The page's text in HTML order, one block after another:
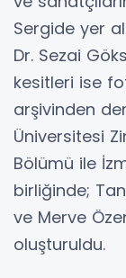
Sergide yer
Dr. Sezai
kesitleri ise
arşivinden
Üniversitesi
Bölümü ile
birliğinde;
ve Merve
oluşturuldu.